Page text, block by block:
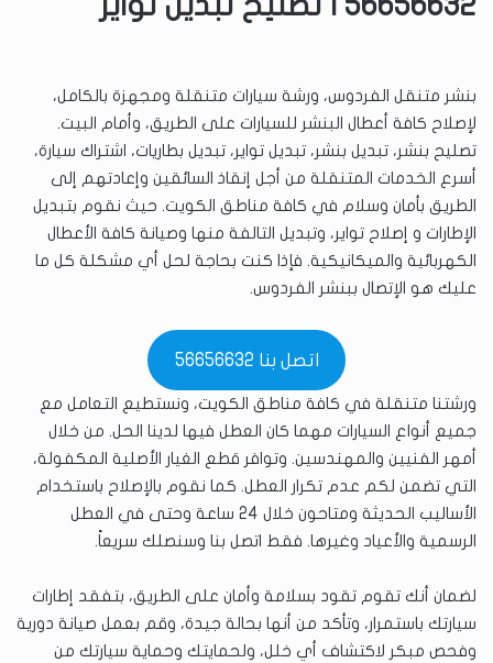
بنشر متنقل الفردوس، ورشة سيارات متنقلة ومجهزة بالكامل،
لإصلاح كافة أعطال البنشر للسيارات على الطريق، وأمام البيت.
تصليح بنشر، تبديل بنشر، تبديل تواير، تبديل بطاريات، اشتراك سيارة،
أسرع الخدمات المتنقلة من أجل إنقاذ السائقين وإعادتهم إلى
الطريق بأمان وسلام في كافة مناطق الكويت. حيث نقوم بتبديل
الإطارات و إصلاح تواير، وتبديل التالفة منها وصيانة كافة الأعطال
الكهربائية والميكانيكية. فإذا كنت بحاجة لحل أي مشكلة كل ما
عليك هو الإتصال ببنشر الفردوس.
اتصل بنا 56656632
ورشتنا متنقلة في كافة مناطق الكويت، ونستطيع التعامل مع
جميع أنواع السيارات مهما كان العطل فيها لدينا الحل. من خلال
أمهر الفنيين والمهندسين. وتوافر قطع الغيار الأصلية المكفولة،
التي تضمن لكم عدم تكرار العطل. كما نقوم بالإصلاح باستخدام
الأساليب الحديثة ومتاحون خلال 24 ساعة وحتى في العطل
الرسمية والأعياد وغيرها. فقط اتصل بنا وسنصلك سريعاً.
لضمان أنك تقوم تقود بسلامة وأمان على الطريق، بتفقد إطارات
سيارتك باستمرار، وتأكد من أنها بحالة جيدة، وقم بعمل صيانة دورية
وفحص مبكر لاكتشاف أي خلل، ولحمايتك وحماية سيارتك من